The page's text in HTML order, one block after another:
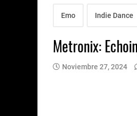
Emo Indie Dance
Metronix:
Noviembre 27, 2024